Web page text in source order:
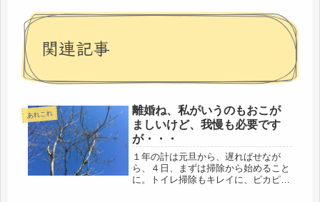
関連記事
あれこれ
離婚ね、私がいうのもおこが
ましいけど、我慢も必要です
が・・・
１年の計は元旦から、遅ればせなが
ら、４日、まずは掃除から始めること
に。トイレ掃除もキレイに、ピカピカ